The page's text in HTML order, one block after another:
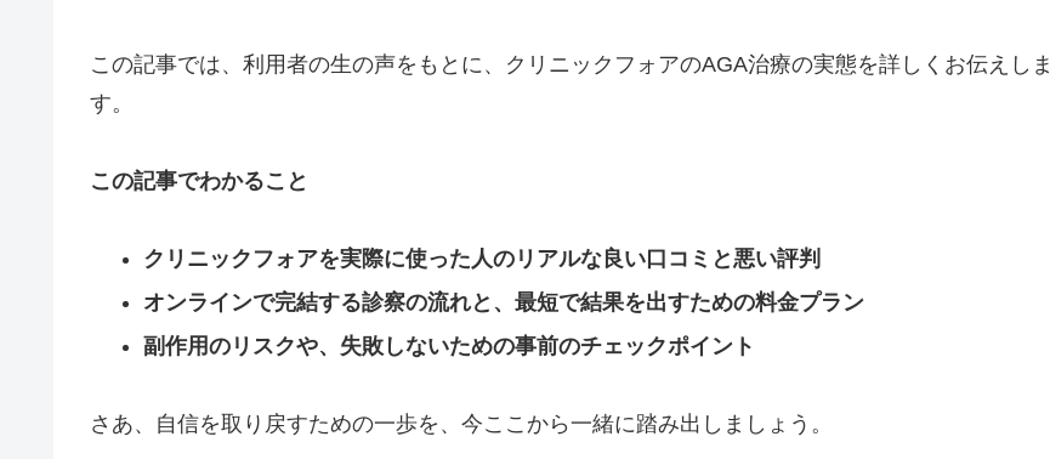
この記事では、利用者の生の声をもとに、クリニックフォアのAGA治療の実態を詳しくお伝えしま
す。
この記事でわかること
クリニックフォアを実際に使った人のリアルな良い口コミと悪い評判
オンラインで完結する診察の流れと、最短で結果を出すための料金プラン
副作用のリスクや、失敗しないための事前のチェックポイント
さあ、自信を取り戻すための一歩を、今ここから一緒に踏み出しましょう。